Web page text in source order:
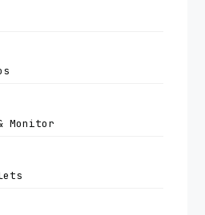
Monitor